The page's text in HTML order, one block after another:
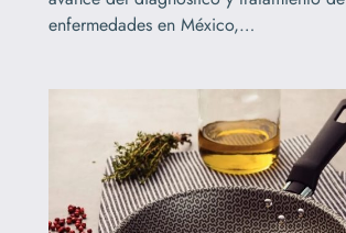
enfermedades en México,…